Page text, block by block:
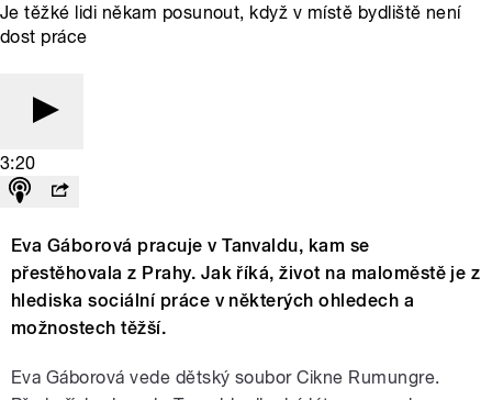
Je těžké lidi někam posunout, když v místě bydliště není
dost práce
3:20
Eva Gáborová pracuje v Tanvaldu, kam se
přestěhovala z Prahy. Jak říká, život na maloměstě je z
hlediska sociální práce v některých ohledech a
možnostech těžší.
Eva Gáborová vede dětský soubor Cikne Rumungre.